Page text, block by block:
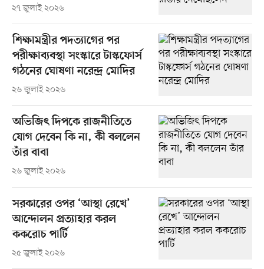
২৭ জুলাই ২০২৬
শিক্ষামন্ত্রীর পদত্যাগের পর
পরীক্ষাব্যবস্থা সংস্কারে টাস্কফোর্স
গঠনের ঘোষণা নরেন্দ্র মোদির
২৬ জুলাই ২০২৬
অভিজিৎ দিপকে রাজনীতিতে
যোগ দেবেন কি না, কী বললেন
তাঁর বাবা
২৬ জুলাই ২০২৬
সরকারের ওপর ‘আস্থা রেখে’
আন্দোলন প্রত্যাহার করল
ককরোচ পার্টি
২৫ জুলাই ২০২৬